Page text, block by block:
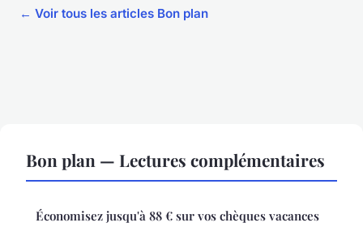
← Voir tous les articles Bon plan
Bon plan — Lectures complémentaires
Économisez jusqu'à 88 € sur vos chèques vacances